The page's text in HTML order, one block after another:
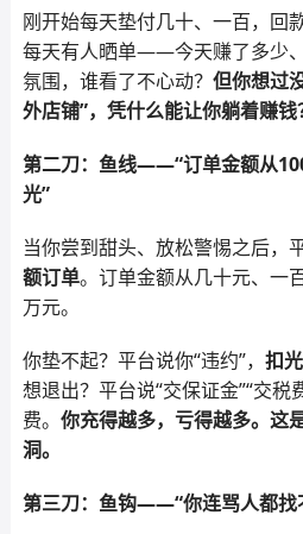
刚开始每天垫付几十、一百，回
每天有人晒单——今天赚了多少
氛围，谁看了不心动？ 但你想过
外店铺”，凭什么能让你躺着赚钱
第二刀：鱼线——“订单金额从
光”
当你尝到甜头、放松警惕之后，
额订单。订单金额从几十元、一
万元。
你垫不起？平台说你“违约”， 扣
想退出？平台说“交保证金”“交税
费。 你充得越多，亏得越多。这
洞。
第三刀：鱼钩——“你连骂人都找